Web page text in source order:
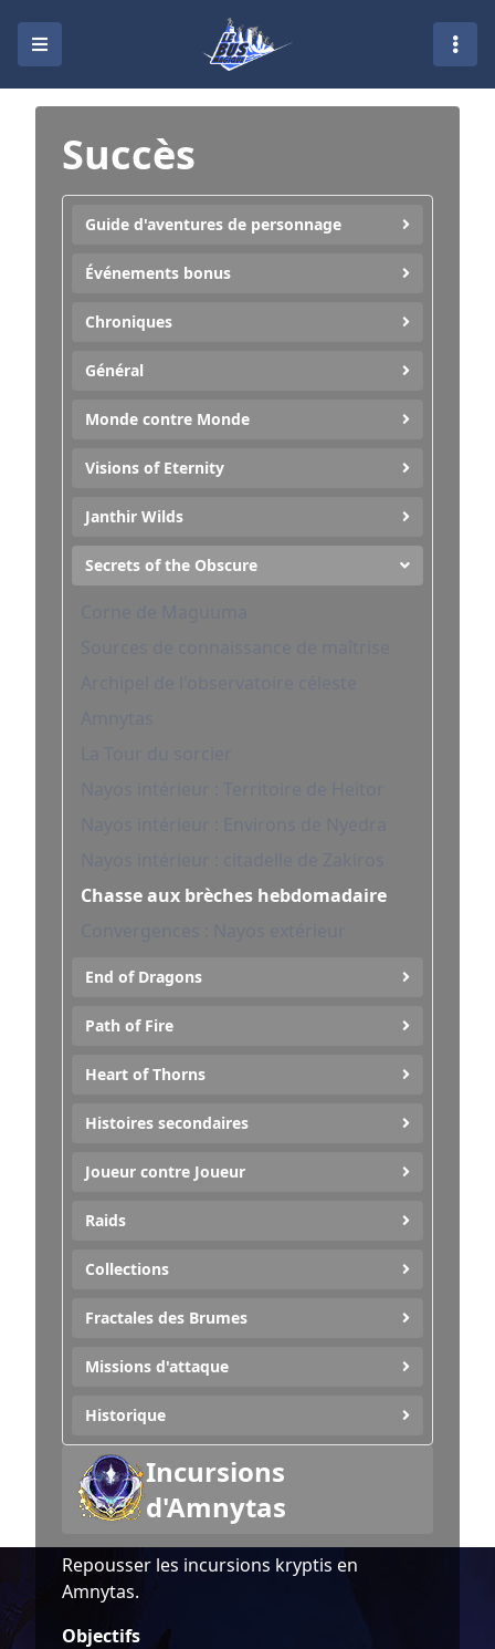
Succès
Guide d'aventures de personnage
Événements bonus
Chroniques
Général
Monde contre Monde
Visions of Eternity
Janthir Wilds
Secrets of the Obscure
Chasse aux brèches hebdomadaire
End of Dragons
Path of Fire
Heart of Thorns
Histoires secondaires
Joueur contre Joueur
Raids
Collections
Fractales des Brumes
Missions d'attaque
Historique
Incursions
d'Amnytas
Repousser les incursions kryptis en
Amnytas.
Objectifs